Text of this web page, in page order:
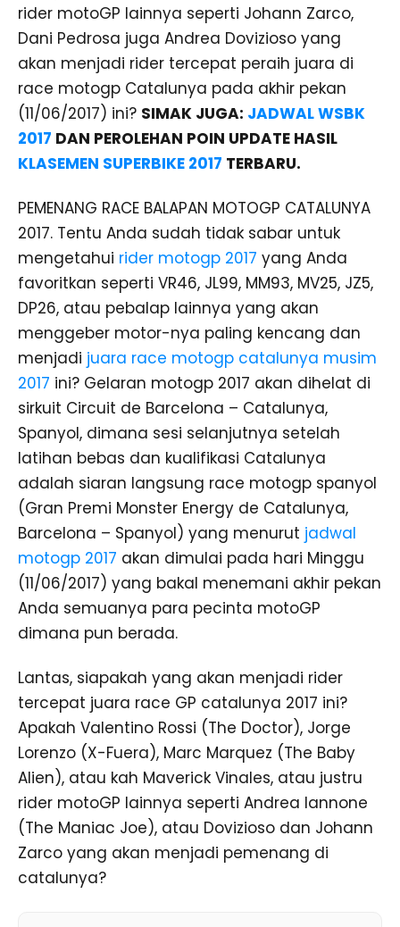
rider motoGP lainnya seperti Johann Zarco,
Dani Pedrosa juga Andrea Dovizioso yang
akan menjadi rider tercepat peraih juara di
race motogp Catalunya pada akhir pekan
(11/06/2017) ini? SIMAK JUGA: JADWAL WSBK
2017 DAN PEROLEHAN POIN UPDATE HASIL
KLASEMEN SUPERBIKE 2017 TERBARU.
PEMENANG RACE BALAPAN MOTOGP CATALUNYA
2017. Tentu Anda sudah tidak sabar untuk
mengetahui rider motogp 2017 yang Anda
favoritkan seperti VR46, JL99, MM93, MV25, JZ5,
DP26, atau pebalap lainnya yang akan
menggeber motor-nya paling kencang dan
menjadi juara race motogp catalunya musim
2017 ini? Gelaran motogp 2017 akan dihelat di
sirkuit Circuit de Barcelona – Catalunya,
Spanyol, dimana sesi selanjutnya setelah
latihan bebas dan kualifikasi Catalunya
adalah siaran langsung race motogp spanyol
(Gran Premi Monster Energy de Catalunya,
Barcelona – Spanyol) yang menurut jadwal
motogp 2017 akan dimulai pada hari Minggu
(11/06/2017) yang bakal menemani akhir pekan
Anda semuanya para pecinta motoGP
dimana pun berada.
Lantas, siapakah yang akan menjadi rider
tercepat juara race GP catalunya 2017 ini?
Apakah Valentino Rossi (The Doctor), Jorge
Lorenzo (X-Fuera), Marc Marquez (The Baby
Alien), atau kah Maverick Vinales, atau justru
rider motoGP lainnya seperti Andrea Iannone
(The Maniac Joe), atau Dovizioso dan Johann
Zarco yang akan menjadi pemenang di
catalunya?